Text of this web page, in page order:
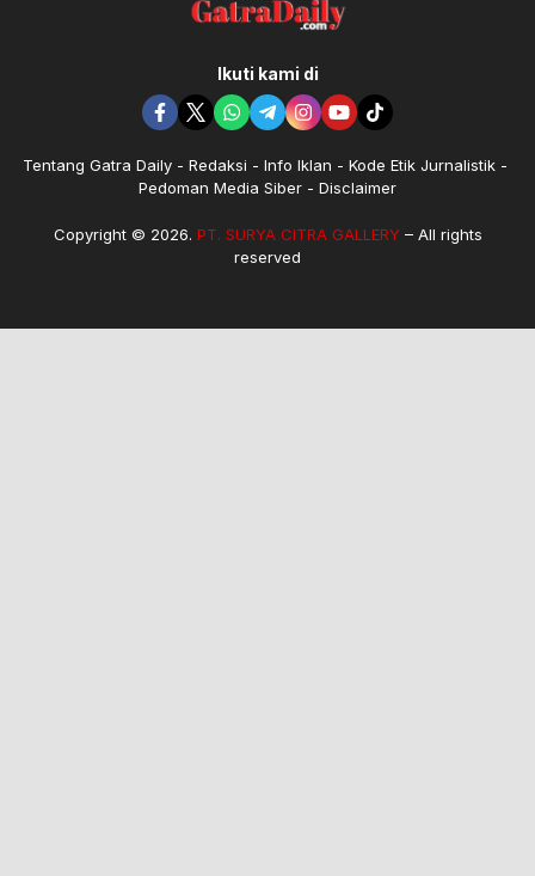
Ikuti kami di
Tentang Gatra Daily Redaksi Info Iklan
Kode Etik Jurnalistik
Pedoman Media Siber
Disclaimer
Copyright © 2026. PT. SURYA CITRA GALLERY– All rights
reserved